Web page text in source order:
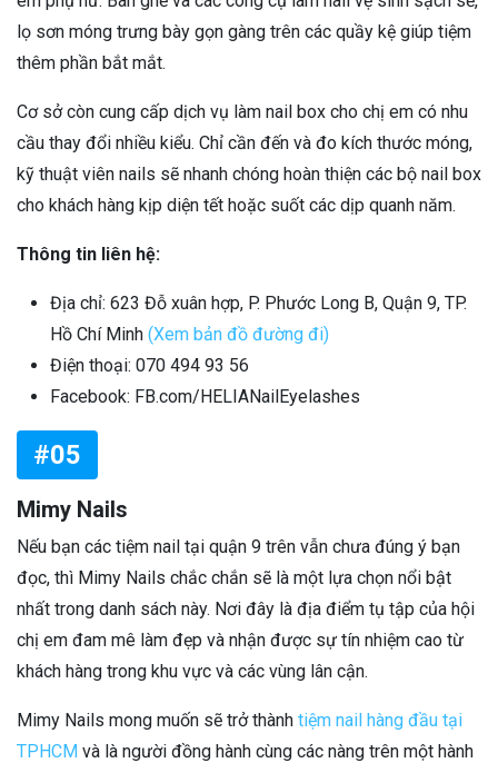
lọ sơn móng trưng bày gọn gàng trên các quầy kệ giúp tiệm
thêm phần bắt mắt.
Cơ sở còn cung cấp dịch vụ làm nail box cho chị em có nhu
cầu thay đổi nhiều kiểu. Chỉ cần đến và đo kích thước móng,
kỹ thuật viên nails sẽ nhanh chóng hoàn thiện các bộ nail box
cho khách hàng kịp diện tết hoặc suốt các dịp quanh năm.
Thông tin liên hệ:
Địa chỉ: 623 Đỗ xuân hợp, P. Phước Long B, Quận 9, TP.
Hồ Chí Minh (Xem bản đồ đường đi)
Điện thoại: 070 494 93 56
Facebook: FB.com/HELIANailEyelashes
#05
Mimy Nails
Nếu bạn các tiệm nail tại quận 9 trên vẫn chưa đúng ý bạn
đọc, thì Mimy Nails chắc chắn sẽ là một lựa chọn nổi bật
nhất trong danh sách này. Nơi đây là địa điểm tụ tập của hội
chị em đam mê làm đẹp và nhận được sự tín nhiệm cao từ
khách hàng trong khu vực và các vùng lân cận.
Mimy Nails mong muốn sẽ trở thành tiệm nail hàng đầu tại
TPHCM và là người đồng hành cùng các nàng trên một hành